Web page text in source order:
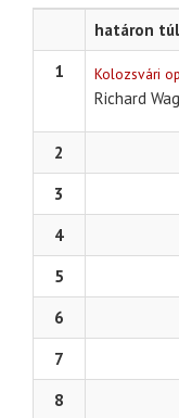
határon
1
Kolozsvári
Richard
2
3
4
5
6
7
8